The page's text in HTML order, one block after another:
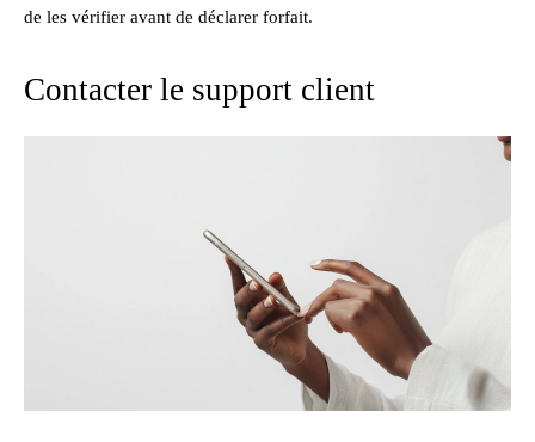
de les vérifier avant de déclarer forfait.
Contacter le support client